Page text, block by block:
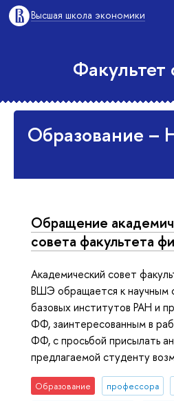
Высшая школа экономики
Факультет
Образование –
Обращение
совета факультета
Академический совет
ВШЭ обращается к научным
базовых институтов РАН и
ФФ, заинтересованным в
ФФ, с просьбой присылать
предлагаемой студенту
Образование профессора